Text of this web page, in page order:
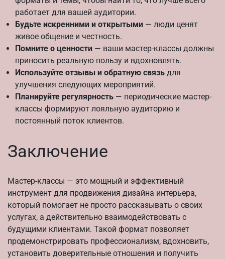
работает для вашей аудитории.
Будьте искренними и открытыми — люди ценят
живое общение и честность.
Помните о ценности — ваши мастер-классы должны
приносить реальную пользу и вдохновлять.
Используйте отзывы и обратную связь для
улучшения следующих мероприятий.
Планируйте регулярность — периодические мастер-
классы формируют лояльную аудиторию и
постоянный поток клиентов.
Заключение
Мастер-классы — это мощный и эффективный
инструмент для продвижения дизайна интерьера,
который помогает не просто рассказывать о своих
услугах, а действительно взаимодействовать с
будущими клиентами. Такой формат позволяет
продемонстрировать профессионализм, вдохновить,
установить доверительные отношения и получить